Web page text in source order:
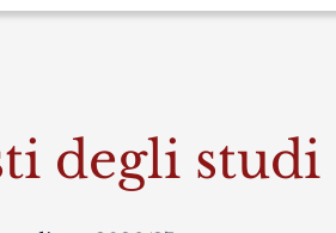
degli studi